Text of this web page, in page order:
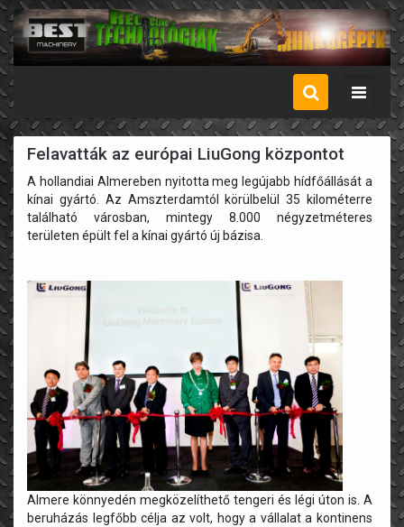
Menü
Felavatták az európai LiuGong központot
A hollandiai Almereben nyitotta meg legújabb hídfőállását a
kínai gyártó. Az Amszterdamtól körülbelül 35 kilométerre
található városban, mintegy 8.000 négyzetméteres
területen épült fel a kínai gyártó új bázisa.
Almere könnyedén megközelíthető tengeri és légi úton is. A
beruházás legfőbb célja az volt, hogy a vállalat a kontinens